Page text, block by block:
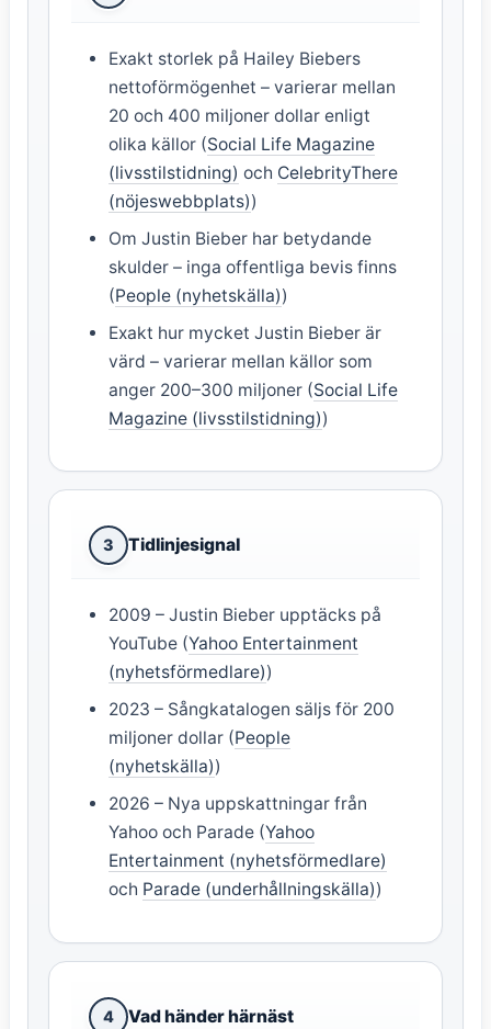
Exakt storlek på Hailey Biebers
nettoförmögenhet – varierar mellan
20 och 400 miljoner dollar enligt
olika källor (Social Life Magazine
(livsstilstidning) och CelebrityThere
(nöjeswebbplats))
Om Justin Bieber har betydande
skulder – inga offentliga bevis finns
(People (nyhetskälla))
Exakt hur mycket Justin Bieber är
värd – varierar mellan källor som
anger 200–300 miljoner (Social Life
Magazine (livsstilstidning))
3 Tidlinjesignal
2009 – Justin Bieber upptäcks på
YouTube (Yahoo Entertainment
(nyhetsförmedlare))
2023 – Sångkatalogen säljs för 200
miljoner dollar (People
(nyhetskälla))
2026 – Nya uppskattningar från
Yahoo och Parade (Yahoo
Entertainment (nyhetsförmedlare)
och Parade (underhållningskälla))
4 Vad händer härnäst